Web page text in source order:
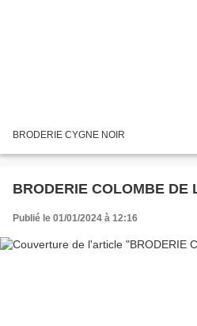
BRODERIE CYGNE NOIR
BRODERIE COLOMBE DE
Publié le 01/01/2024 à 12:16